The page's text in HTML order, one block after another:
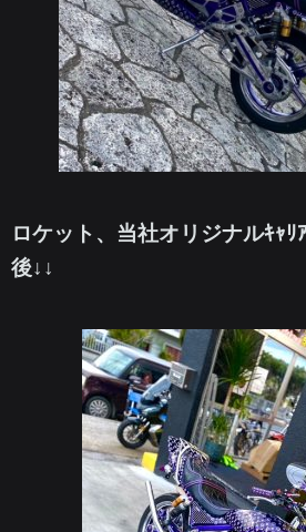
ロケット、当社オリジナルｷｬﾘ
後↓↓